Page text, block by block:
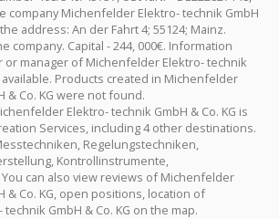
company Michenfelder Elektro- technik GmbH
address: An der Fahrt 4; 55124; Mainz.
company. Capital - 244, 000€. Information
manager of Michenfelder Elektro- technik
available. Products created in Michenfelder
& Co. KG were not found.
Elektro- technik GmbH & Co. KG is
Services, including 4 other destinations.
Regelungstechniken,
Kontrollinstrumente,
can also view reviews of Michenfelder
& Co. KG, open positions, location of
GmbH & Co. KG on the map.